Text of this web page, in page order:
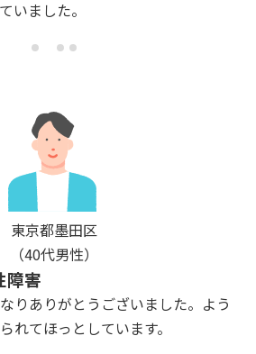
いました。
東京都墨田区
（40代男性）
害
りありがとうございました。よう
れてほっとしています。